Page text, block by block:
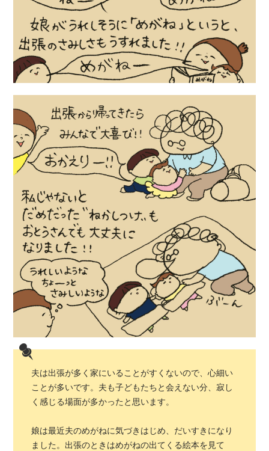
夫は出張が多く家にいることがすくないので、心細い
ことが多いです。夫も子どもたちと会えない分、寂し
く感じる場面が多かったと思います。
娘は最近夫のめがねに気づきはじめ、だいすきになり
ました。出張のときはめがねの出てくる絵本を見て